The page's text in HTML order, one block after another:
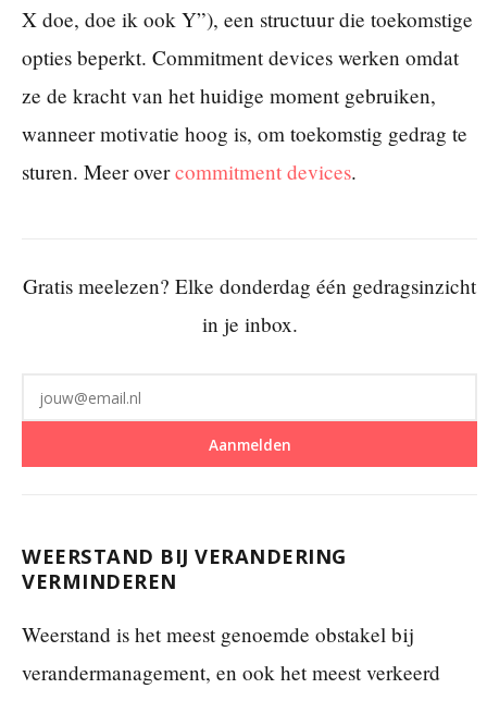
X doe, doe ik ook Y”), een structuur die toekomstige
opties beperkt. Commitment devices werken omdat
ze de kracht van het huidige moment gebruiken,
wanneer motivatie hoog is, om toekomstig gedrag te
sturen. Meer overcommitment devices.
Gratis meelezen? Elke donderdag één gedragsinzicht
in je inbox.
Aanmelden
WEERSTAND BIJ VERANDERING
VERMINDEREN
Weerstand is het meest genoemde obstakel bij
verandermanagement, en ook het meest verkeerd